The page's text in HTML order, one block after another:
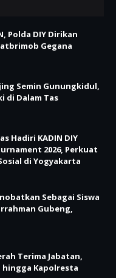
Polda DIY Dirikan
Gegana
Semin Gunungkidul,
di Dalam Tas
Hadiri KADIN DIY
2026, Perkuat
di Yogyakarta
Sebagai Siswa
Gubeng,
Terima Jabatan,
hingga Kapolresta